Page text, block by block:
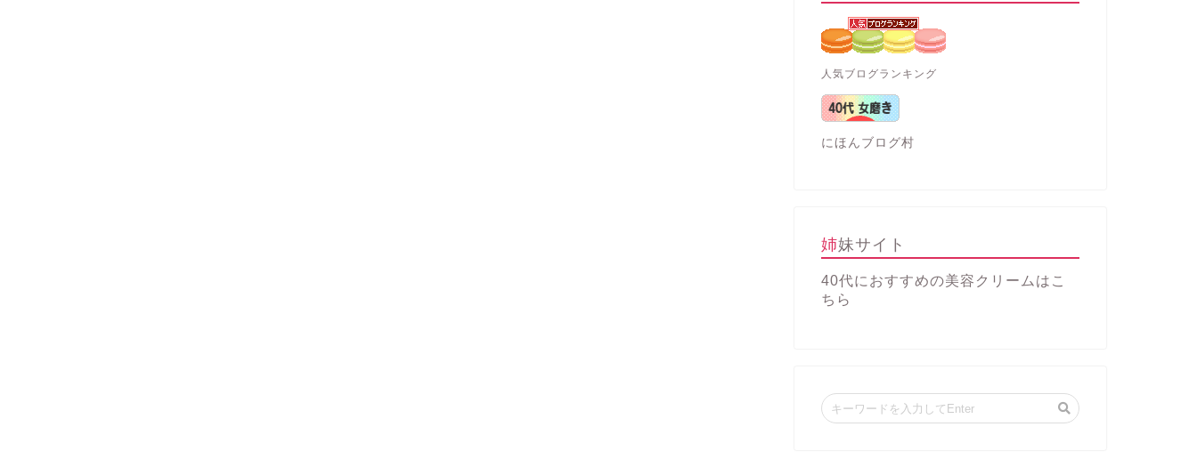
人気ブログランキング
にほんブログ村
姉妹サイト
40代におすすめの美容クリームはこ
ちら